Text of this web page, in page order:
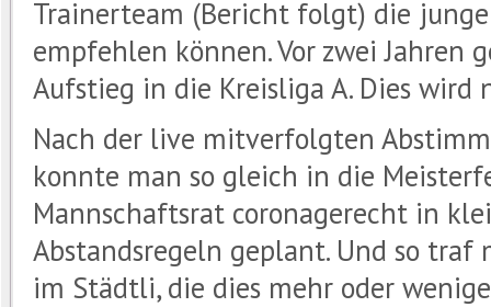
Trainerteam (Bericht folgt) die
empfehlen können. Vor zwei Jahren
Aufstieg in die Kreisliga A. Dies
Nach der live mitverfolgten
konnte man so gleich in die
Mannschaftsrat coronagerecht in
Abstandsregeln geplant. Und so traf
im Städtli, die dies mehr oder